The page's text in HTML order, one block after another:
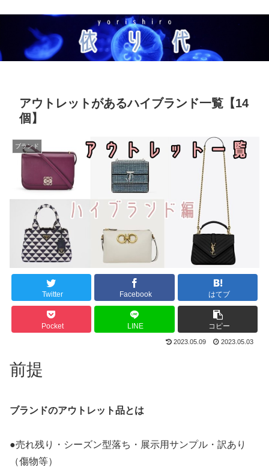
アウトレットがあるハイブランド一覧【14
個】
ブランド
Twitter Facebook はてブ
Pocket LINE コピー
2023.05.09 2023.05.03
前提
ブランドのアウトレット品とは
●売れ残り・シーズン型落ち・展示用サンプル・訳あり
（傷物等）